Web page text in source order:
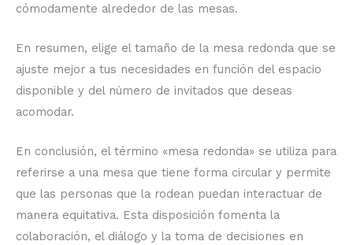
cómodamente alrededor de las mesas.
En resumen, elige el tamaño de la mesa redonda que se
ajuste mejor a tus necesidades en función del espacio
disponible y del número de invitados que deseas
acomodar.
En conclusión, el término «mesa redonda» se utiliza para
referirse a una mesa que tiene forma circular y permite
que las personas que la rodean puedan interactuar de
manera equitativa. Esta disposición fomenta la
colaboración, el diálogo y la toma de decisiones en